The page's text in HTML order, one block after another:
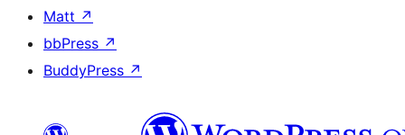
Matt ↗
bbPress ↗
BuddyPress ↗